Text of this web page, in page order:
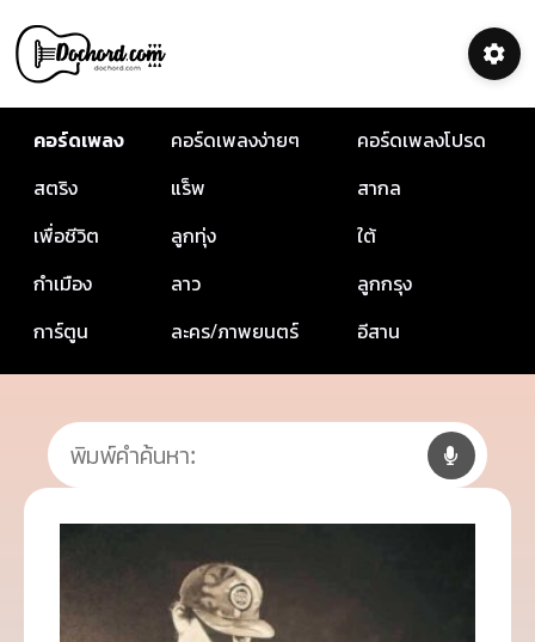
คอร์ดเพลง คอร์ดเพลงง่ายๆ
คอร์ดเพลงโปรด
สตริง
แร็พ
สากล
เพื่อชีวิต
ลูกทุ่ง
ใต้
กำเมือง
ลาว
ลูกกรุง
การ์ตูน
ละคร/ภาพยนตร์ อีสาน